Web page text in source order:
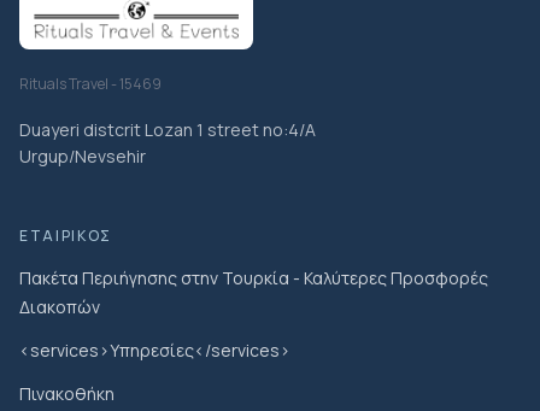
Rituals Travel - 15469
Duayeri distcrit Lozan 1 street no:4/A
Urgup/Nevsehir
ΕΤΑΙΡΙΚΌΣ
Πακέτα Περιήγησης στην Τουρκία - Καλύτερες Προσφορές
Διακοπών
<services>Υπηρεσίες</services>
Πινακοθήκη